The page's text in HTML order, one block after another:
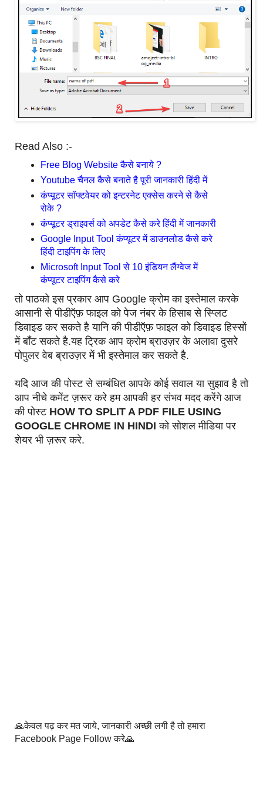
Read Also :-
Free Blog Website कैसे बनाये ?
Youtube चैनल कैसे बनाते है पूरी जानकारी हिंदी में
कंप्यूटर सॉफ्टवेयर को इन्टरनेट एक्सेस करने से कैसे
रोके ?
कंप्यूटर ड्राइवर्स को अपडेट कैसे करे हिंदी में जानकारी
Google Input Tool कंप्यूटर में डाउनलोड कैसे करे
हिंदी टाइपिंग के लिए
Microsoft Input Tool से 10 इंडियन लैंग्वेज में
कंप्यूटर टाइपिंग कैसे करे
तो पाठको इस प्रकार आप Google क्रोम का इस्तेमाल करके
आसानी से पीडीऍफ़ फाइल को पेज नंबर के हिसाब से स्प्लिट
डिवाइड कर सकते है यानि की पीडीऍफ़ फाइल को डिवाइड हिस्सों
में बाँट सकते है.यह ट्रिक आप क्रोम ब्राउज़र के अलावा दुसरे
पोपुलर वेब ब्राउज़र में भी इस्तेमाल कर सकते है.
यदि आज की पोस्ट से सम्बंधित आपके कोई सवाल या सुझाव है तो
आप नीचे कमेंट ज़रूर करे हम आपकी हर संभव मदद करेंगे आज
की पोस्ट HOW TO SPLIT A PDF FILE USING
GOOGLE CHROME IN HINDI को सोशल मीडिया पर
शेयर भी ज़रूर करे.
🙏केवल पढ़ कर मत जाये, जानकारी अच्छी लगी है तो हमारा
Facebook Page Follow करे🙏